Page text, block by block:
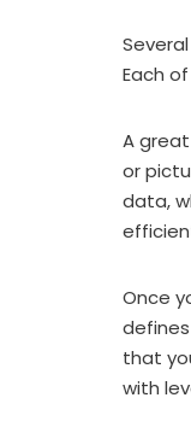
Each
A
or
data,
Once
that
with